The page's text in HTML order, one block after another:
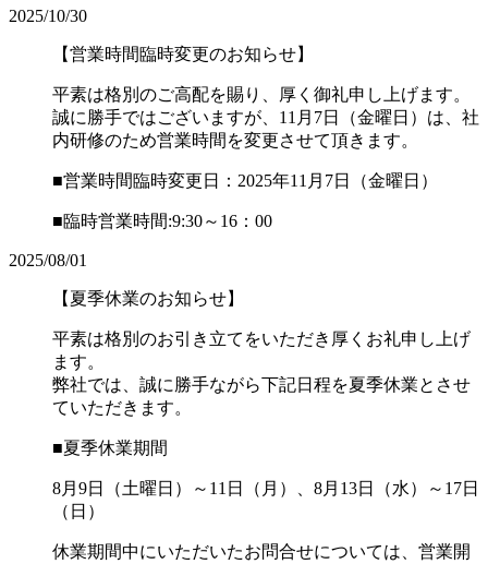
2025/10/30
【営業時間臨時変更のお知らせ】
平素は格別のご高配を賜り、厚く御礼申し上げます。
誠に勝手ではございますが、11月7日（金曜日）は、社
内研修のため営業時間を変更させて頂きます。
■営業時間臨時変更日：2025年11月7日（金曜日）
■臨時営業時間:9:30～16：00
2025/08/01
【夏季休業のお知らせ】
平素は格別のお引き立てをいただき厚くお礼申し上げ
ます。
弊社では、誠に勝手ながら下記日程を夏季休業とさせ
ていただきます。
■夏季休業期間
8月9日（土曜日）～11日（月）、8月13日（水）～17日
（日）
休業期間中にいただいたお問合せについては、営業開